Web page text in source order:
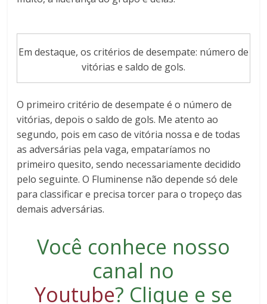
Em destaque, os critérios de desempate: número de
vitórias e saldo de gols.
O primeiro critério de desempate é o número de
vitórias, depois o saldo de gols. Me atento ao
segundo, pois em caso de vitória nossa e de todas
as adversárias pela vaga, empataríamos no
primeiro quesito, sendo necessariamente decidido
pelo seguinte. O Fluminense não depende só dele
para classificar e precisa torcer para o tropeço das
demais adversárias.
Você conhece nosso
canal no
Youtube? Clique e se